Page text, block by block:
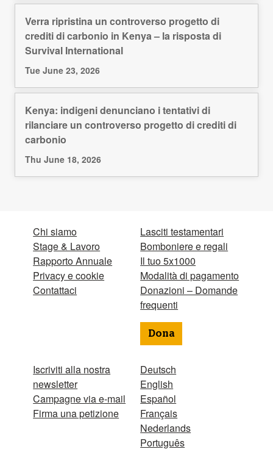
Verra ripristina un controverso progetto di
crediti di carbonio in Kenya – la risposta di
Survival International
Tue June 23, 2026
Kenya: indigeni denunciano i tentativi di
rilanciare un controverso progetto di crediti di
carbonio
Thu June 18, 2026
Chi siamo
Stage & Lavoro
Rapporto Annuale
Privacy e cookie
Contattaci
Iscriviti alla nostra
newsletter
Campagne via e-mail
Firma una petizione
Lasciti testamentari
Bomboniere e regali
Il tuo 5x1000
Modalità di pagamento
Donazioni – Domande
frequenti
Dona
Deutsch
English
Español
Français
Nederlands
Português